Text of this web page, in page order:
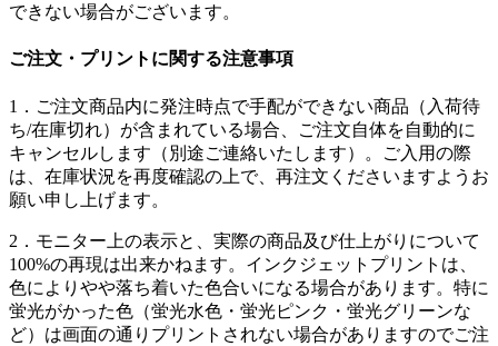
できない場合がございます。
ご注文・プリントに関する注意事項
1． ご注文商品内に発注時点で手配ができない商品（入荷待
ち/在庫切れ）が含まれている場合、
ご注文自体を自動的に
キャンセルします（別途ご連絡いたします）。
ご入用の際
は、在庫状況を再度確認の上で、再注文くださいますようお
願い申し上げます。
2． モニター上の表示と、実際の商品及び仕上がりについて
100%の再現は出来かねます。インクジェットプリントは、
色によりやや落ち着いた色合いになる場合があります。特に
蛍光がかった色（蛍光水色・蛍光ピンク・蛍光グリーンな
ど）は画面の通りプリントされない場合がありますのでご注